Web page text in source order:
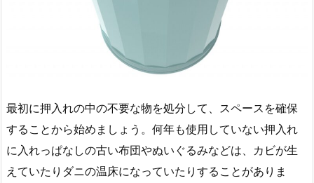
最初に押入れの中の不要な物を処分して、スペースを確保
することから始めましょう。何年も使用していない押入れ
に入れっぱなしの古い布団やぬいぐるみなどは、カビが生
えていたりダニの温床になっていたりすることがありま